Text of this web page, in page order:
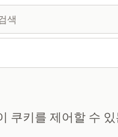
쿠키를 제어할 수